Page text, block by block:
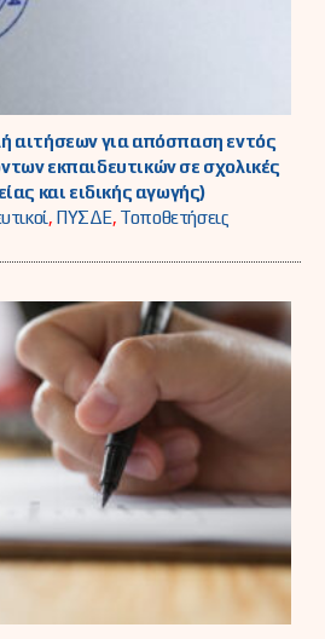
αιτήσεων για απόσπαση εντός
εκπαιδευτικών σε σχολικές
και ειδικής αγωγής)
, ΠΥΣΔΕ, Τοποθετήσεις